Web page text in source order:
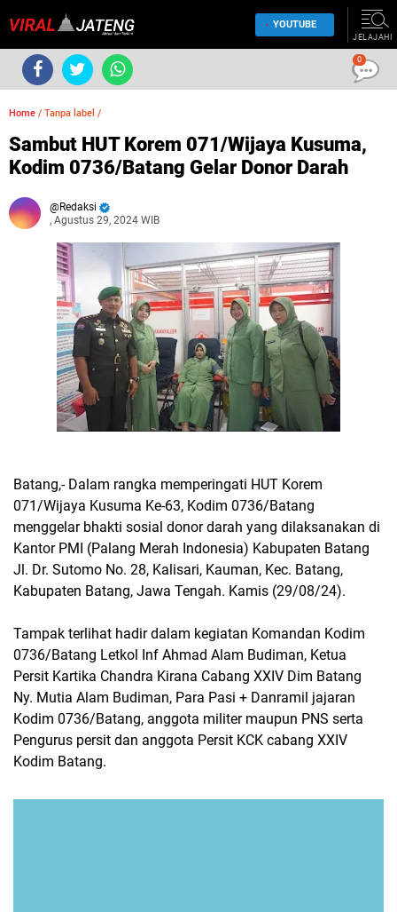
YOUTUBE
JELAJAHI
Home / Tanpa label /
Sambut HUT Korem 071/Wijaya Kusuma,
Kodim 0736/Batang Gelar Donor Darah
Redaksi
, Agustus 29, 2024 WIB
Batang,- Dalam rangka memperingati HUT Korem
071/Wijaya Kusuma Ke-63, Kodim 0736/Batang
menggelar bhakti sosial donor darah yang dilaksanakan di
Kantor PMI (Palang Merah Indonesia) Kabupaten Batang
Jl. Dr. Sutomo No. 28, Kalisari, Kauman, Kec. Batang,
Kabupaten Batang, Jawa Tengah. Kamis (29/08/24).
Tampak terlihat hadir dalam kegiatan Komandan Kodim
0736/Batang Letkol Inf Ahmad Alam Budiman, Ketua
Persit Kartika Chandra Kirana Cabang XXIV Dim Batang
Ny. Mutia Alam Budiman, Para Pasi + Danramil jajaran
Kodim 0736/Batang, anggota militer maupun PNS serta
Pengurus persit dan anggota Persit KCK cabang XXIV
Kodim Batang.
0